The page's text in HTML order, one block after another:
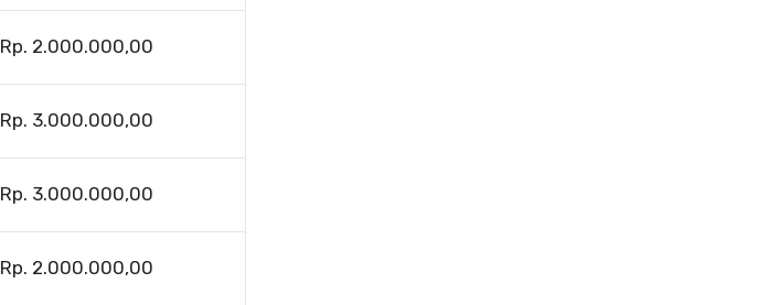
Rp. 2.000.000,00
Rp. 3.000.000,00
Rp. 3.000.000,00
Rp. 2.000.000,00